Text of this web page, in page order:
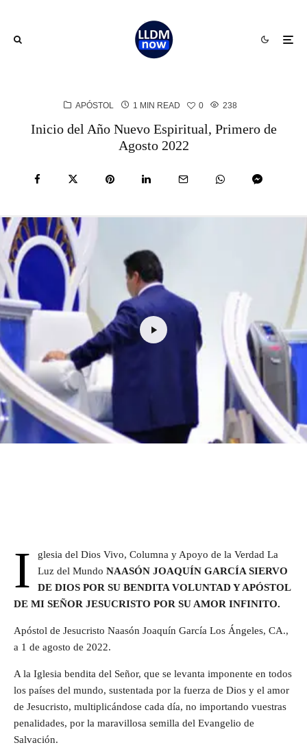
APÓSTOL 1 MIN READ 0 238
Inicio del Año Nuevo Espiritual, Primero de
Agosto 2022
I
glesia del Dios Vivo, Columna y Apoyo de la Verdad La
Luz del Mundo NAASÓN JOAQUÍN GARCÍA SIERVO
DE DIOS POR SU BENDITA VOLUNTAD Y APÓSTOL
DE MI SEÑOR JESUCRISTO POR SU AMOR INFINITO.
Apóstol de Jesucristo Naasón Joaquín García Los Ángeles, CA.,
a 1 de agosto de 2022.
A la Iglesia bendita del Señor, que se levanta imponente en todos
los países del mundo, sustentada por la fuerza de Dios y el amor
de Jesucristo, multiplicándose cada día, no importando vuestras
penalidades, por la maravillosa semilla del Evangelio de
Salvación.